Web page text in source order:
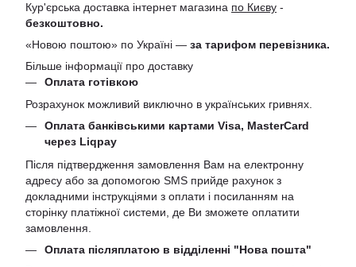
Кур'єрська доставка інтернет магазина по Києву -
безкоштовно.
«Новою поштою» по Україні — за тарифом перевізника.
Більше інформації про доставку
Оплата готівкою
Розрахунок можливий виключно в українських гривнях.
Оплата банківськими картами Visa, MasterCard
через Liqpay
Після підтвердження замовлення Вам на електронну
адресу або за допомогою SMS прийде рахунок з
докладними інструкціями з оплати і посиланням на
сторінку платіжної системи, де Ви зможете оплатити
замовлення.
Оплата післяплатою в відділенні "Нова пошта"